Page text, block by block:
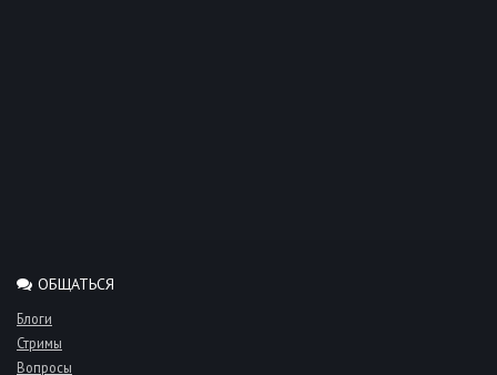
ОБЩАТЬСЯ
Блоги
Стримы
Вопросы